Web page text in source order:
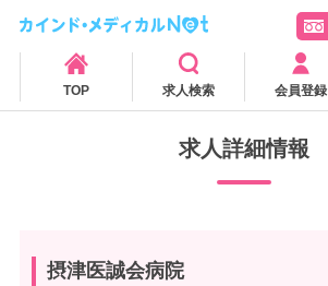
TOP 求人検索 会員登録
求人詳細情報
摂津医誠会病院